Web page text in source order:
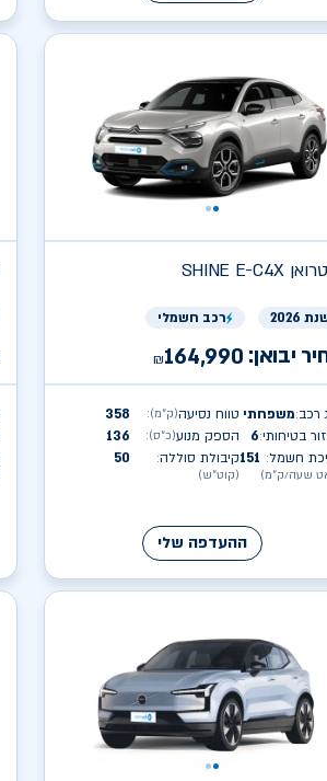
SHINE E-C4X
2026 רכב חשמלי
יבואן: ₪164,990
רכב:משפחתי
בטיחותי:
6
חשמל:
שעה/ק״מ)
151
טווח נסיעה(ק״מ):
358
הספק מנוע(כ״ס):
136
קיבולת סוללה:
(קוט״ש)
50
ההעדפה שלי